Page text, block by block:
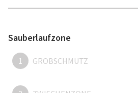
Sauberlaufzone
1 GROBSCHMUTZ